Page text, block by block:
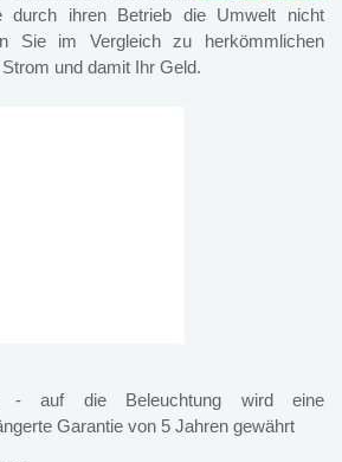
durch ihren Betrieb die Umwelt nicht
Sie im Vergleich zu herkömmlichen
und damit Ihr Geld.
- auf die Beleuchtung wird eine
Garantie von 5 Jahren gewährt